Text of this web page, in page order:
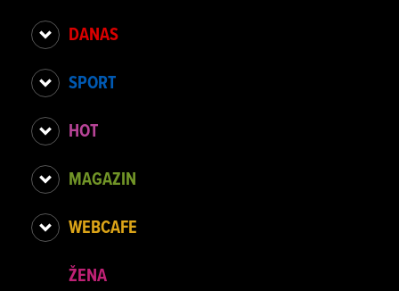
DANAS
SPORT
HOT
MAGAZIN
WEBCAFE
ŽENA